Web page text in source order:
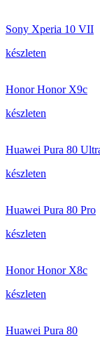
Sony Xperia 10 VII
készleten
Honor Honor X9c
készleten
Huawei Pura 80
készleten
Huawei Pura 80 Pro
készleten
Honor Honor X8c
készleten
Huawei Pura 80